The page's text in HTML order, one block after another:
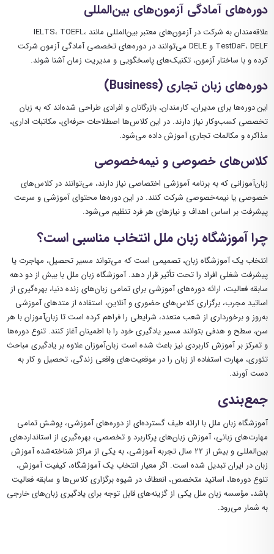
دوره‌های آمادگی آزمون‌های بین‌المللی
علاقه‌مندان به شرکت در آزمون‌های معتبر بین‌المللی مانند IELTS، TOEFL،
TestDaF، DELF و DELE می‌توانند در دوره‌های تخصصی آمادگی آزمون شرکت
کرده و با ساختار آزمون، تکنیک‌های پاسخگویی و مدیریت زمان آشنا شوند.
دوره‌های زبان تجاری (Business)
این دوره‌ها برای مدیران، کارمندان، بازرگانان و افرادی طراحی شده‌اند که به زبان
تخصصی کسب‌وکار نیاز دارند. در این کلاس‌ها اصطلاحات حرفه‌ای، مکاتبات اداری،
مذاکره و مکالمات تجاری آموزش داده می‌شود.
کلاس‌های خصوصی و نیمه‌خصوصی
زبان‌آموزانی که به برنامه آموزشی اختصاصی نیاز دارند، می‌توانند در کلاس‌های
خصوصی یا نیمه‌خصوصی شرکت کنند. در این دوره‌ها محتوای آموزشی و سرعت
پیشرفت بر اساس اهداف و نیازهای هر فرد تنظیم می‌شود.
چرا آموزشگاه زبان ملل انتخاب مناسبی است؟
انتخاب یک آموزشگاه زبان، تصمیمی است که می‌تواند مسیر تحصیل، مهاجرت یا
پیشرفت شغلی افراد را تحت تأثیر قرار دهد. آموزشگاه زبان ملل با بیش از دو دهه
سابقه فعالیت، ارائه دوره‌های آموزشی برای تمامی زبان‌های زنده دنیا، بهره‌گیری از
اساتید مجرب، برگزاری کلاس‌های حضوری و آنلاین، استفاده از متدهای آموزشی
به‌روز و برخورداری از شعب متعدد، شرایطی را فراهم کرده است تا زبان‌آموزان با هر
سن، سطح و هدفی بتوانند مسیر یادگیری خود را با اطمینان آغاز کنند. تنوع دوره‌ها
و تمرکز بر آموزش کاربردی نیز باعث شده است زبان‌آموزان علاوه بر یادگیری مباحث
تئوری، مهارت استفاده از زبان را در موقعیت‌های واقعی زندگی، تحصیل و کار به
دست آورند.
جمع‌بندی
آموزشگاه زبان ملل با ارائه طیف گسترده‌ای از دوره‌های آموزشی، پوشش تمامی
مهارت‌های زبانی، آموزش زبان‌های پرکاربرد و تخصصی، بهره‌گیری از استانداردهای
بین‌المللی و بیش از 22 سال تجربه آموزشی، به یکی از مراکز شناخته‌شده آموزش
زبان در ایران تبدیل شده است. اگر معیار انتخاب یک آموزشگاه، کیفیت آموزش،
تنوع دوره‌ها، اساتید متخصص، انعطاف در شیوه برگزاری کلاس‌ها و سابقه فعالیت
باشد، مؤسسه زبان ملل یکی از گزینه‌های قابل توجه برای یادگیری زبان‌های خارجی
به شمار می‌رود.